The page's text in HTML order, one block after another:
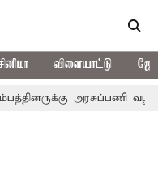
விளையாட்டு
அரசுப்பணி வழக்கு;